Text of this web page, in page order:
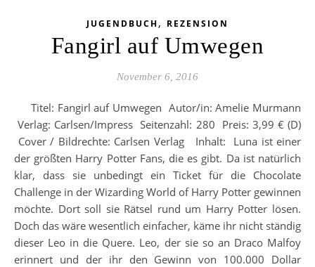
JUGENDBUCH, REZENSION
Fangirl auf Umwegen
November 6, 2016
Titel: Fangirl auf Umwegen Autor/in: Amelie Murmann
Verlag: Carlsen/Impress Seitenzahl: 280 Preis: 3,99 € (D)
Cover / Bildrechte: Carlsen Verlag Inhalt: Luna ist einer
der größten Harry Potter Fans, die es gibt. Da ist natürlich
klar, dass sie unbedingt ein Ticket für die Chocolate
Challenge in der Wizarding World of Harry Potter gewinnen
möchte. Dort soll sie Rätsel rund um Harry Potter lösen.
Doch das wäre wesentlich einfacher, käme ihr nicht ständig
dieser Leo in die Quere. Leo, der sie so an Draco Malfoy
erinnert und der ihr den Gewinn von 100.000 Dollar